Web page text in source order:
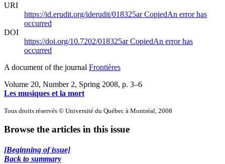
URI
https://id.erudit.org/iderudit/018325arCopiedAn error has
occurred
DOI
https://doi.org/10.7202/018325arCopiedAn error has
occurred
A document of the journal Frontières
Volume 20, Number 2, Spring 2008, p. 3–6
Les musiques et la mort
Tous droits réservés © Université du Québec à Montréal, 2008
Browse the articles in this issue
[Beginning of issue]
Back to summary